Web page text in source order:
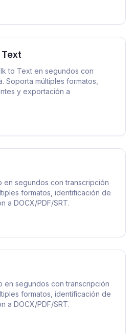
to Text en segundos con
Soporta múltiples formatos,
y exportación a
en segundos con transcripción
formatos, identificación de
a DOCX/PDF/SRT.
en segundos con transcripción
formatos, identificación de
a DOCX/PDF/SRT.